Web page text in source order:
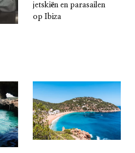
jetskiën en parasailen
op Ibiza